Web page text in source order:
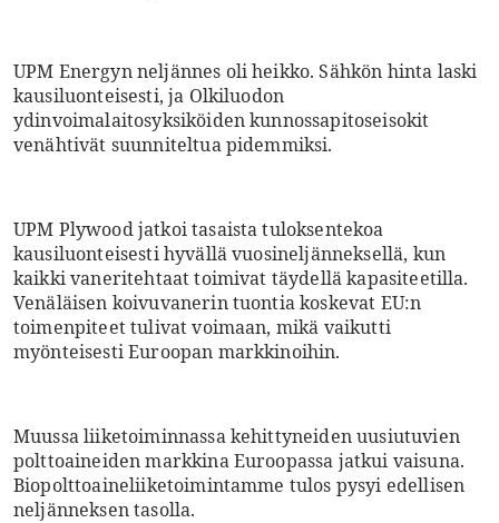
UPM Energyn neljännes oli heikko. Sähkön hinta laski
kausiluonteisesti, ja Olkiluodon
ydinvoimalaitosyksiköiden kunnossapitoseisokit
venähtivät suunniteltua pidemmiksi.
UPM Plywood jatkoi tasaista tuloksentekoa
kausiluonteisesti hyvällä vuosineljänneksellä, kun
kaikki vaneritehtaat toimivat täydellä kapasiteetilla.
Venäläisen koivuvanerin tuontia koskevat EU:n
toimenpiteet tulivat voimaan, mikä vaikutti
myönteisesti Euroopan markkinoihin.
Muussa liiketoiminnassa kehittyneiden uusiutuvien
polttoaineiden markkina Euroopassa jatkui vaisuna.
Biopolttoaineliiketoimintamme tulos pysyi edellisen
neljänneksen tasolla.